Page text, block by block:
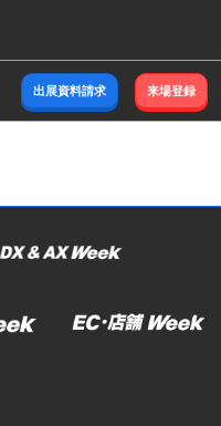
出展資料請求 来場登録